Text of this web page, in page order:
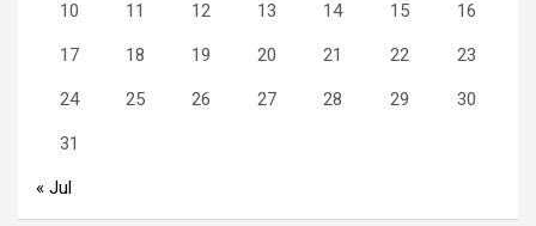
10 11 12 13 14 15 16
17 18 19 20 21 22 23
24 25 26 27 28 29 30
31
« Jul